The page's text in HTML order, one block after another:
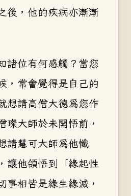
後，他的疾病亦漸漸
諸位有何感觸？當您
，常會覺得是自己的
想請高僧大德為您作
璨大師於未開悟前，
請慧可大師為他懺
讓他領悟到「緣起性
事相皆是緣生緣滅，